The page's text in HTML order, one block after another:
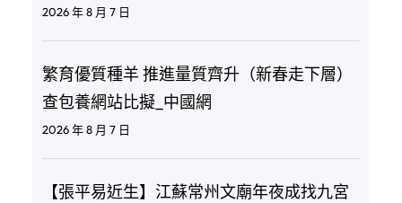
2026 年 8 月 7 日
繁育優質種羊 推進量質齊升（新春走下層）
查包養網站比擬_中國網
2026 年 8 月 7 日
【張平易近生】江蘇常州文廟年夜成找九宮